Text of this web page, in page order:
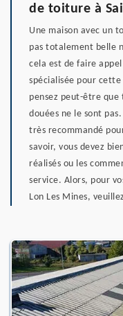
de toiture à
Une maison avec un
pas totalement belle
cela est de faire
spécialisée pour
pensez peut-être
douées ne le sont
très recommandé
savoir, vous devez
réalisés ou les
service. Alors, pour
Lon Les Mines,